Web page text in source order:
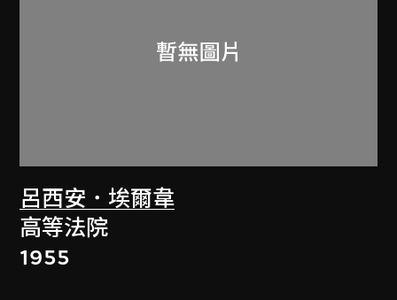
呂西安．埃爾韋
高等法院
1955